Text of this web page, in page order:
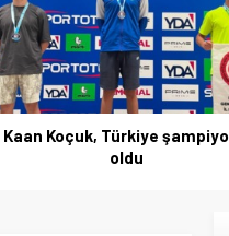
UEFA’dan FIFA’ya boykot